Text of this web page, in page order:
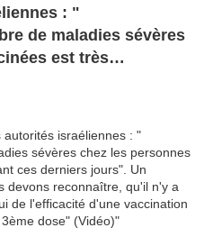
: "
de maladies sévères
est très
: "Nous devons
d'une vaccination
une 3ème dose"